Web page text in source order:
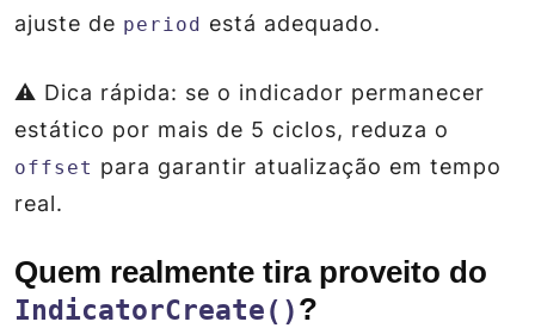
ajuste de period está adequado.
⚠️ Dica rápida: se o indicador permanecer
estático por mais de 5 ciclos, reduza o
offset para garantir atualização em tempo
real.
Quem realmente tira proveito do
IndicatorCreate()?